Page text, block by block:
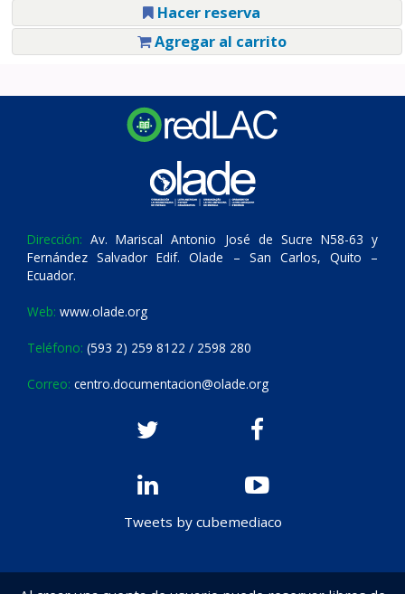
Hacer reserva
Agregar al carrito
Dirección: Av. Mariscal Antonio José de Sucre N58-63 y
Fernández Salvador Edif. Olade – San Carlos, Quito –
Ecuador.
Web: www.olade.org
Teléfono: (593 2) 259 8122 / 2598 280
Correo: centro.documentacion@olade.org
Tweets by cubemediaco